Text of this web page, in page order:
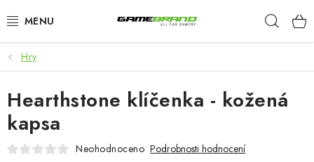
na
KATEGORIE
FILMY A SERIÁLY
HRY
Hry
Hearthstone klíčenka - kožená
kapsa
Neohodnoceno Podrobnosti hodnocení